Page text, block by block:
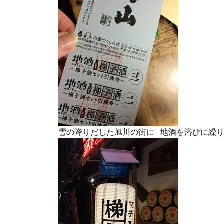
雪の降りだした旭川の街に 地酒を浴びに繰り